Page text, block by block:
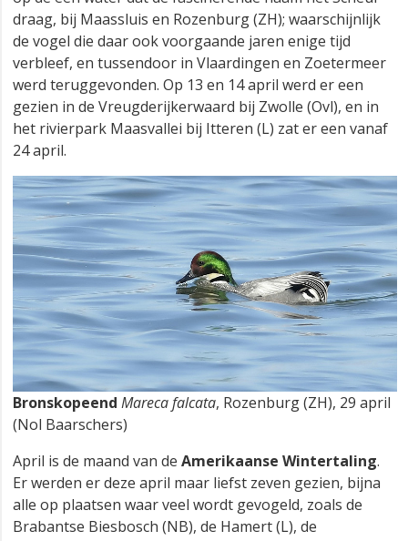
draag, bij Maassluis en Rozenburg (ZH); waarschijnlijk
de vogel die daar ook voorgaande jaren enige tijd
verbleef, en tussendoor in Vlaardingen en Zoetermeer
werd teruggevonden. Op 13 en 14 april werd er een
gezien in de Vreugderijkerwaard bij Zwolle (Ovl), en in
het rivierpark Maasvallei bij Itteren (L) zat er een vanaf
24 april.
Bronskopeend Mareca falcata, Rozenburg (ZH), 29 april
(Nol Baarschers)
April is de maand van de Amerikaanse Wintertaling.
Er werden er deze april maar liefst zeven gezien, bijna
alle op plaatsen waar veel wordt gevogeld, zoals de
Brabantse Biesbosch (NB), de Hamert (L), de